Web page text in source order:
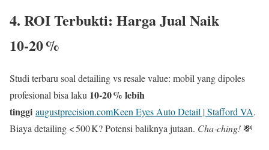
4. ROI Terbukti: Harga Jual Naik
10‑20 %
Studi terbaru soal detailing vs resale value: mobil yang dipoles
profesional bisa laku 10‑20 % lebih
tinggi augustprecision.comKeen Eyes Auto Detail | Stafford VA.
Biaya detailing < 500 K? Potensi baliknya jutaan. Cha‑ching! 💸